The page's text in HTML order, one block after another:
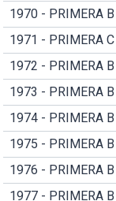
1970 - PRIMERA B
1971 - PRIMERA C
1972 - PRIMERA B
1973 - PRIMERA B
1974 - PRIMERA B
1975 - PRIMERA B
1976 - PRIMERA B
1977 - PRIMERA B